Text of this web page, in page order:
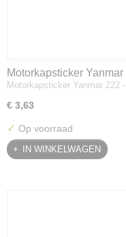
Motorkapsticker
Motorkapsticker Yanmar 222
€ 3,63
✓ Op voorraad
IN WINKELWAGEN